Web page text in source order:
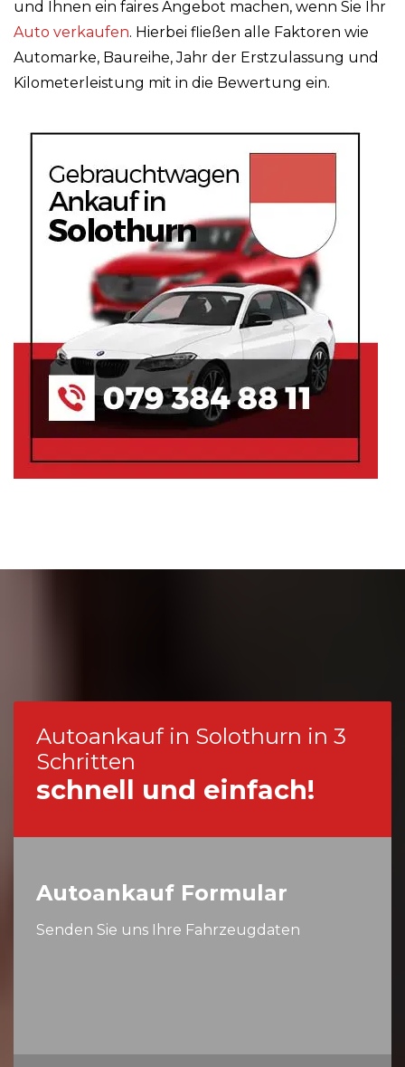
und Ihnen ein faires Angebot machen, wenn Sie Ihr
Auto verkaufen. Hierbei fließen alle Faktoren wie
Automarke, Baureihe, Jahr der Erstzulassung und
Kilometerleistung mit in die Bewertung ein.
Autoankauf in Solothurn in 3
Schritten
schnell und einfach!
Autoankauf Formular
Senden Sie uns Ihre Fahrzeugdaten